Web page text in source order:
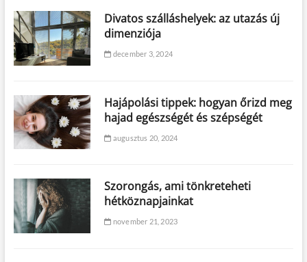
Divatos szálláshelyek: az utazás új
dimenziója
december 3, 2024
Hajápolási tippek: hogyan őrizd meg
hajad egészségét és szépségét
augusztus 20, 2024
Szorongás, ami tönkreteheti
hétköznapjainkat
november 21, 2023